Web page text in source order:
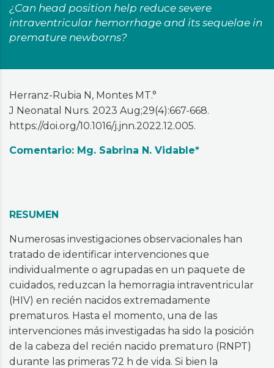
¿Can head position help reduce severe
intraventricular hemorrhage and its sequelae in
premature newborns?
Herranz-Rubia N, Montes MT.°
J Neonatal Nurs. 2023 Aug;29(4):667-668.
https://doi.org/10.1016/j.jnn.2022.12.005.
Comentario: Mg. Sabrina N. Vidable*
RESUMEN
Numerosas investigaciones observacionales han
tratado de identificar intervenciones que
individualmente o agrupadas en un paquete de
cuidados, reduzcan la hemorragia intraventricular
(HIV) en recién nacidos extremadamente
prematuros. Hasta el momento, una de las
intervenciones más investigadas ha sido la posición
de la cabeza del recién nacido prematuro (RNPT)
durante las primeras 72 h de vida. Si bien la